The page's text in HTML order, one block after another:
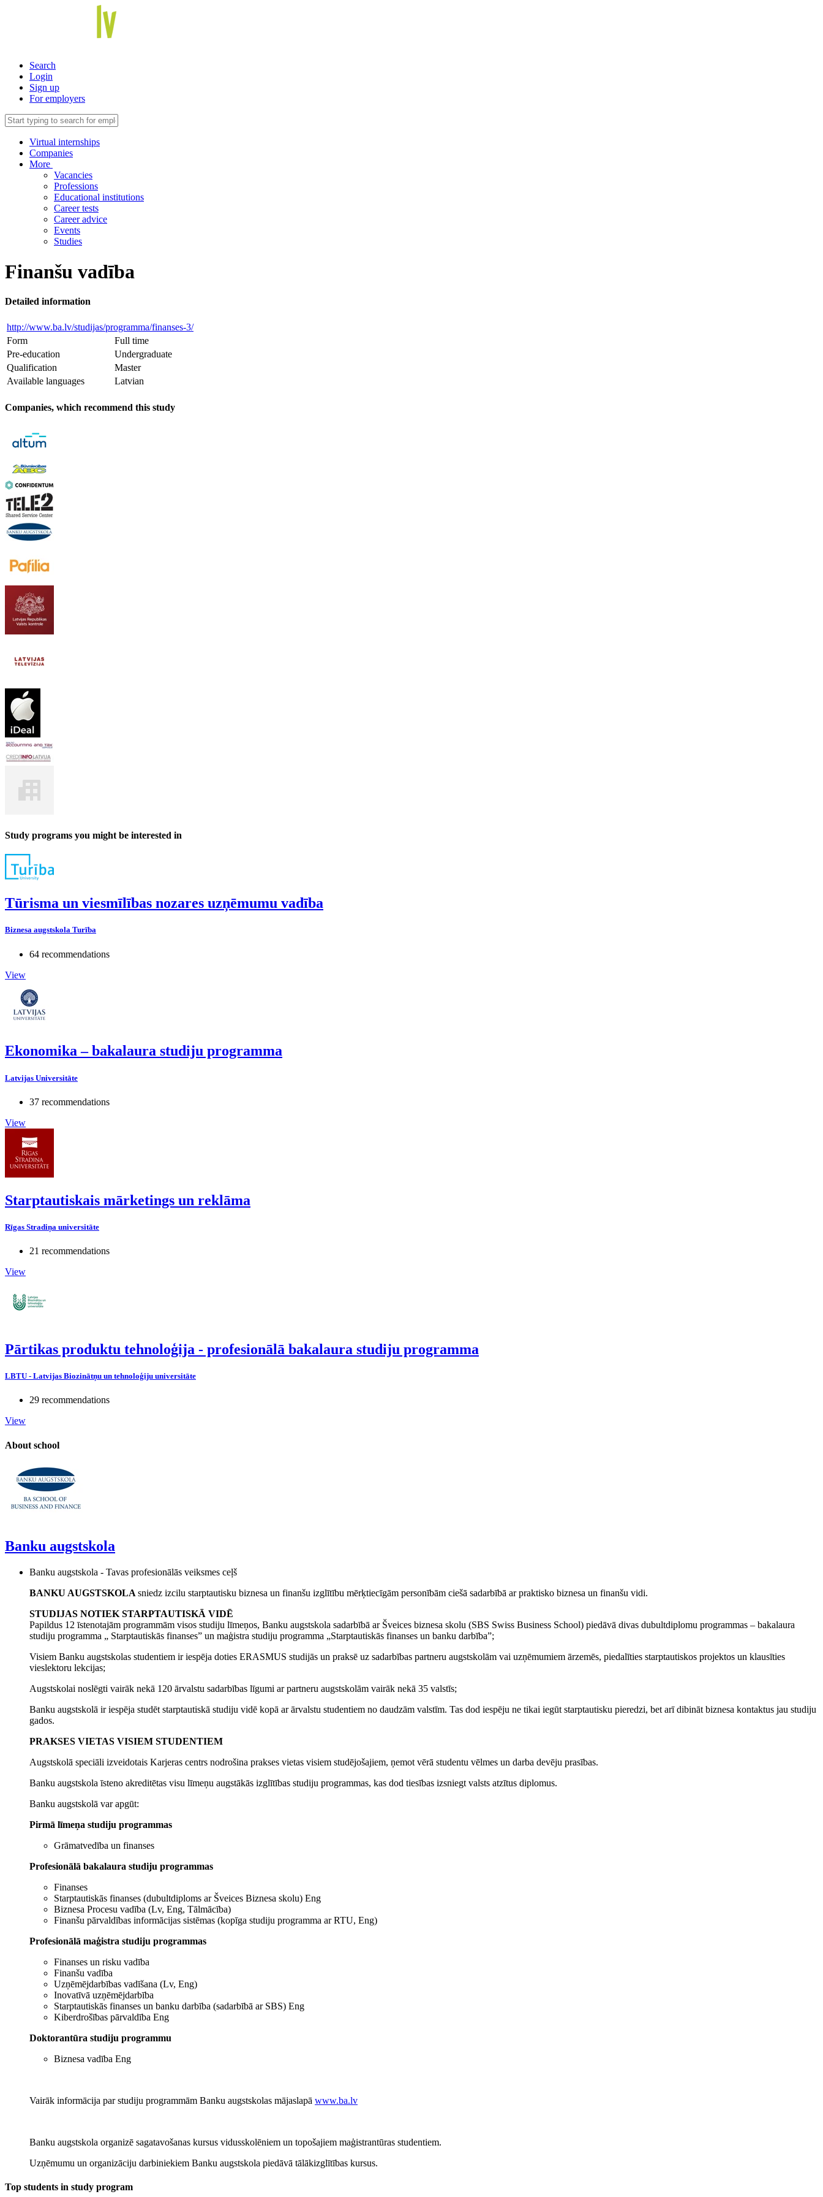
Search
Login
Sign up
For employers
Virtual internships
Companies
More
Vacancies
Professions
Educational institutions
Career tests
Career advice
Events
Studies
Finanšu vadība
Detailed information
http://www.ba.lv/studijas/programma/finanses-3/
Form
Full time
Pre-education
Undergraduate
Qualification
Master
Available languages
Latvian
Companies, which recommend this study
Study programs you might be interested in
Tūrisma un viesmīlības nozares uzņēmumu vadība
Biznesa augstskola Turība
64 recommendations
View
Ekonomika – bakalaura studiju programma
Latvijas Universitāte
37 recommendations
View
Starptautiskais mārketings un reklāma
Rīgas Stradiņa universitāte
21 recommendations
View
Pārtikas produktu tehnoloģija - profesionālā bakalaura studiju programma
LBTU - Latvijas Biozinātņu un tehnoloģiju universitāte
29 recommendations
View
About school
Banku augstskola
Banku augstskola - Tavas profesionālās veiksmes ceļš
BANKU AUGSTSKOLA sniedz izcilu starptautisku biznesa un finanšu izglītību mērķtiecīgām personībām ciešā sadarbībā ar praktisko biznesa un finanšu vidi.
STUDIJAS NOTIEK STARPTAUTISKĀ VIDĒ
Papildus 12 īstenotajām programmām visos studiju līmeņos, Banku augstskola sadarbībā ar Šveices biznesa skolu (SBS Swiss Business School) piedāvā divas dubultdiplomu programmas – bakalaura
studiju programma „ Starptautiskās finanses” un maģistra studiju programma „Starptautiskās finanses un banku darbība”;
Visiem Banku augstskolas studentiem ir iespēja doties ERASMUS studijās un praksē uz sadarbības partneru augstskolām vai uzņēmumiem ārzemēs, piedalīties starptautiskos projektos un klausīties
vieslektoru lekcijas;
Augstskolai noslēgti vairāk nekā 120 ārvalstu sadarbības līgumi ar partneru augstskolām vairāk nekā 35 valstīs;
Banku augstskolā ir iespēja studēt starptautiskā studiju vidē kopā ar ārvalstu studentiem no daudzām valstīm. Tas dod iespēju ne tikai iegūt starptautisku pieredzi, bet arī dibināt biznesa kontaktus jau studiju
gados.
PRAKSES VIETAS VISIEM STUDENTIEM
Augstskolā speciāli izveidotais Karjeras centrs nodrošina prakses vietas visiem studējošajiem, ņemot vērā studentu vēlmes un darba devēju prasības.
Banku augstskola īsteno akreditētas visu līmeņu augstākās izglītības studiju programmas, kas dod tiesības izsniegt valsts atzītus diplomus.
Banku augstskolā var apgūt:
Pirmā līmeņa studiju programmas
Grāmatvedība un finanses
Profesionālā bakalaura studiju programmas
Finanses
Starptautiskās finanses (dubultdiploms ar Šveices Biznesa skolu) Eng
Biznesa Procesu vadība (Lv, Eng, Tālmācība)
Finanšu pārvaldības informācijas sistēmas (kopīga studiju programma ar RTU, Eng)
Profesionālā maģistra studiju programmas
Finanses un risku vadība
Finanšu vadība
Uzņēmējdarbības vadīšana (Lv, Eng)
Inovatīvā uzņēmējdarbība
Starptautiskās finanses un banku darbība (sadarbībā ar SBS) Eng
Kiberdrošības pārvaldība Eng
Doktorantūra studiju programmu
Biznesa vadība Eng
Vairāk informācija par studiju programmām Banku augstskolas mājaslapā www.ba.lv
Banku augstskola organizē sagatavošanas kursus vidusskolēniem un topošajiem maģistrantūras studentiem.
Uzņēmumu un organizāciju darbiniekiem Banku augstskola piedāvā tālākizglītības kursus.
Top students in study program